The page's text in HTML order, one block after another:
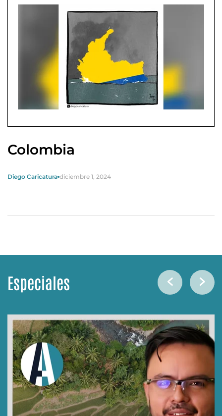
Colombia
Diego Caricatura diciembre 1, 2024
Especiales